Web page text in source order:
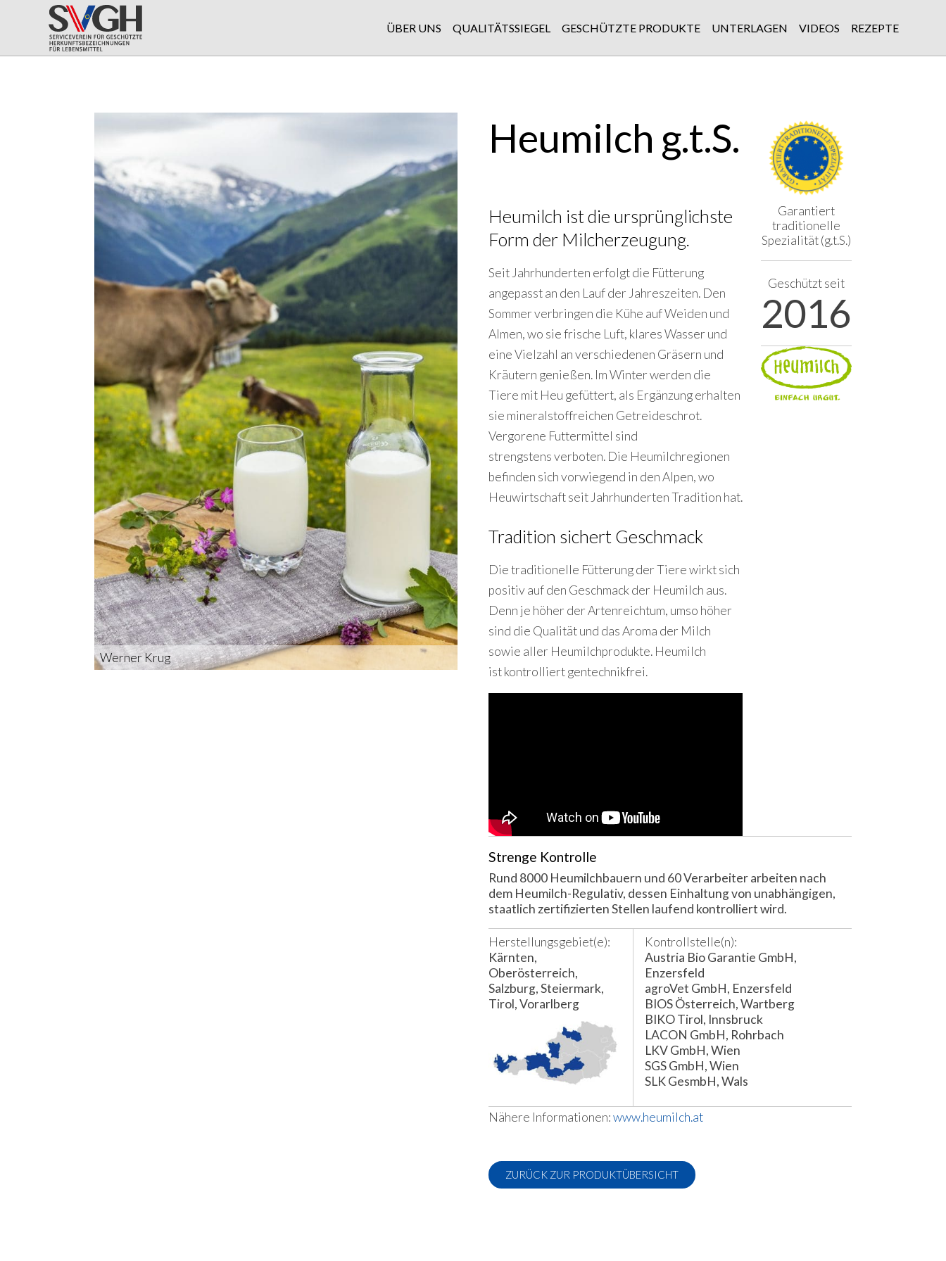
ÜBER UNS QUALITÄTSSIEGEL GESCHÜTZTE PRODUKTE UNTERLAGEN VIDEOS REZEPTE
Werner Krug
Heumilch g.t.S.
Garantiert
traditionelle
Spezialität (g.t.S.)
Geschützt seit
2016
Heumilch ist die ursprünglichste
Form der Milcherzeugung.
Seit Jahrhunderten erfolgt die Fütterung
angepasst an den Lauf der Jahreszeiten. Den
Sommer verbringen die Kühe auf Weiden und
Almen, wo sie frische Luft, klares Wasser und
eine Vielzahl an verschiedenen Gräsern und
Kräutern genießen. Im Winter werden die
Tiere mit Heu gefüttert, als Ergänzung erhalten
sie mineralstoffreichen Getreideschrot.
Vergorene Futtermittel sind
strengstens verboten. Die Heumilchregionen
befinden sich vorwiegend in den Alpen, wo
Heuwirtschaft seit Jahrhunderten Tradition hat.
Tradition sichert Geschmack
Die traditionelle Fütterung der Tiere wirkt sich
positiv auf den Geschmack der Heumilch aus.
Denn je höher der Artenreichtum, umso höher
sind die Qualität und das Aroma der Milch
sowie aller Heumilchprodukte. Heumilch
ist kontrolliert gentechnikfrei.
Strenge Kontrolle
Rund 8000 Heumilchbauern und 60 Verarbeiter arbeiten nach
dem Heumilch-Regulativ, dessen Einhaltung von unabhängigen,
staatlich zertifizierten Stellen laufend kontrolliert wird.
Herstellungsgebiet(e):
Kärnten,
Oberösterreich,
Salzburg, Steiermark,
Tirol, Vorarlberg
Kontrollstelle(n):
Austria Bio Garantie GmbH,
Enzersfeld
agroVet GmbH, Enzersfeld
BIOS Österreich, Wartberg
BIKO Tirol, Innsbruck
LACON GmbH, Rohrbach
LKV GmbH, Wien
SGS GmbH, Wien
SLK GesmbH, Wals
Nähere Informationen:www.heumilch.at
ZURÜCK ZUR PRODUKTÜBERSICHT